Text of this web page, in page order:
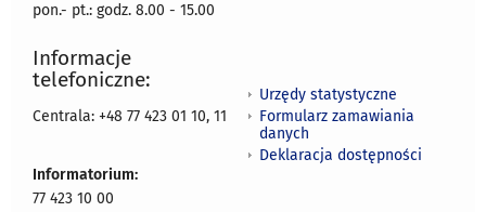
pon.- pt.: godz. 8.00 - 15.00
Informacje
telefoniczne:
Centrala: +48 77 423 01 10, 11
Informatorium:
77 423 10 00
Urzędy statystyczne
Formularz zamawiania
danych
Deklaracja dostępności